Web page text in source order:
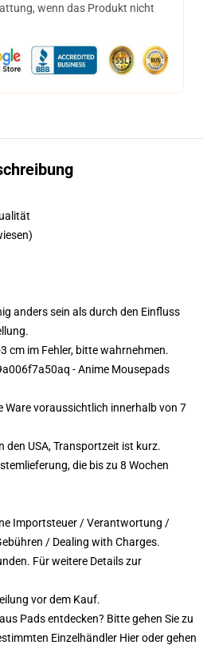
wenn das Produkt nicht
anders sein als durch den Einfluss
cm im Fehler, bitte wahrnehmen.
Ware voraussichtlich innerhalb von 7
den USA, Transportzeit ist kurz.
die bis zu 8 Wochen
Importsteuer / Verantwortung /
/ Dealing with Charges.
Für weitere Details zur
vor dem Kauf.
Pads entdecken? Bitte gehen Sie zu
Einzelhändler Hieroder gehen